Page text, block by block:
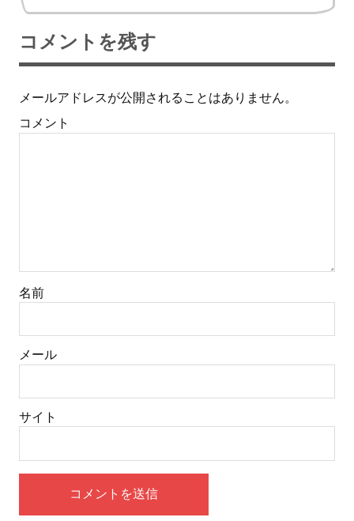
コメントを残す
メールアドレスが公開されることはありません。
コメント
名前
メール
サイト